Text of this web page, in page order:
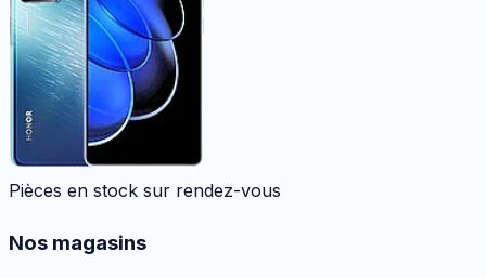
Pièces en stock sur rendez-vous
Nos magasins